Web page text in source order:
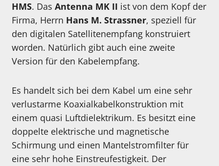
HMS. Das Antenna MK II ist von dem Kopf der
Firma, Herrn Hans M. Strassner, speziell für
den digitalen Satellitenempfang konstruiert
worden. Natürlich gibt auch eine zweite
Version für den Kabelempfang.
Es handelt sich bei dem Kabel um eine sehr
verlustarme Koaxialkabelkonstruktion mit
einem quasi Luftdielektrikum. Es besitzt eine
doppelte elektrische und magnetische
Schirmung und einen Mantelstromfilter für
eine sehr hohe Einstreufestigkeit. Der